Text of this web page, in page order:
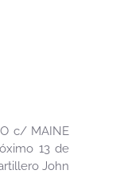
c/ MAINE
13 de
John